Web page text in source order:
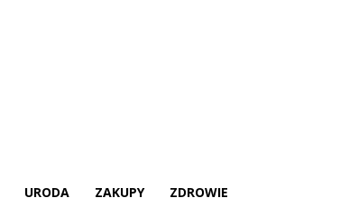
URODA ZAKUPY ZDROWIE